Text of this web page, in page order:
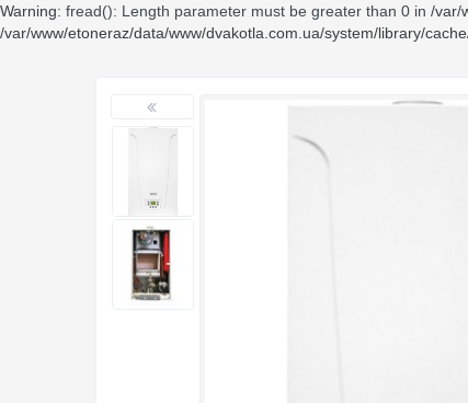
Warning: fread(): Length parameter must be greater than 0 in /var/
/var/www/etoneraz/data/www/dvakotla.com.ua/system/library/